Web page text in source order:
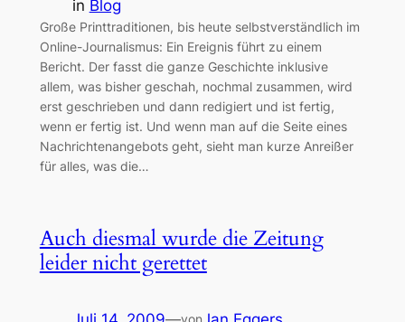
in Blog
Große Printtraditionen, bis heute selbstverständlich im
Online-Journalismus: Ein Ereignis führt zu einem
Bericht. Der fasst die ganze Geschichte inklusive
allem, was bisher geschah, nochmal zusammen, wird
erst geschrieben und dann redigiert und ist fertig,
wenn er fertig ist. Und wenn man auf die Seite eines
Nachrichtenangebots geht, sieht man kurze Anreißer
für alles, was die…
Auch diesmal wurde die Zeitung
leider nicht gerettet
von